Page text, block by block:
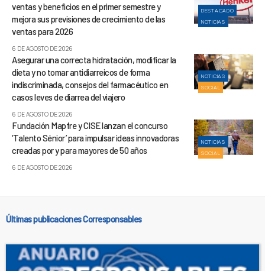
DESTACADO
NOTICIAS
ventas y beneficios en el primer semestre y
mejora sus previsiones de crecimiento de las
ventas para 2026
6 DE AGOSTO DE 2026
NOTICIAS
SOCIAL
Asegurar una correcta hidratación, modificar la
dieta y no tomar antidiarreicos de forma
indiscriminada, consejos del farmacéutico en
casos leves de diarrea del viajero
6 DE AGOSTO DE 2026
NOTICIAS
SOCIAL
Fundación Mapfre y CISE lanzan el concurso
‘Talento Sénior’ para impulsar ideas innovadoras
creadas por y para mayores de 50 años
6 DE AGOSTO DE 2026
Últimas publicaciones Corresponsables